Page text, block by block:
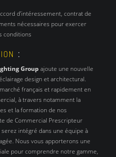
d’intéressement, contrat de
nécessaires pour exercer
conditions
:
Group ajoute une nouvelle
design et architectural.
français et rapidement en
à travers notamment la
et la formation de nos
de Commercial Prescripteur
intégré dans une équipe à
Nous vous apporterons une
pour comprendre notre gamme,